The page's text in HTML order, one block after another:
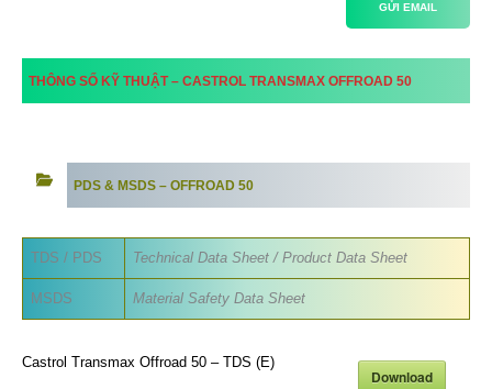
GỬI EMAIL
THÔNG SỐ KỸ THUẬT – CASTROLTRANSMAX OFFROAD 50
PDS & MSDS – OFFROAD 50
TDS / PDS Technical Data Sheet / Product Data Sheet
MSDS Material Safety Data Sheet
Castrol Transmax Offroad 50 – TDS (E)
Download